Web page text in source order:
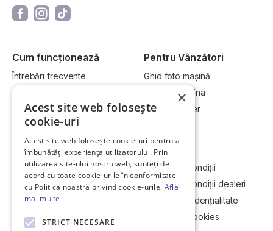
Cum funcționează
Întrebări frecvente
Cum vând la licitație?
Pentru Vânzători
Ghid foto mașină
Vinde-ți mașina
Devino dealer
Link-uri utile
Informații utile vizionare
Contact
Soluționarea Online a litigiilor
ANCP
Compania
Termeni și condiții
Termeni și condiții dealeri
Politică confidențialitate
Politica de cookies
×
Acest site web folosește
cookie-uri
Acest site web folosește cookie-uri pentru a
îmbunătăți experiența utilizatorului. Prin
utilizarea site-ului nostru web, sunteți de
acord cu toate cookie-urile în conformitate
cu Politica noastră privind cookie-urile. Află
mai multe
STRICT NECESARE